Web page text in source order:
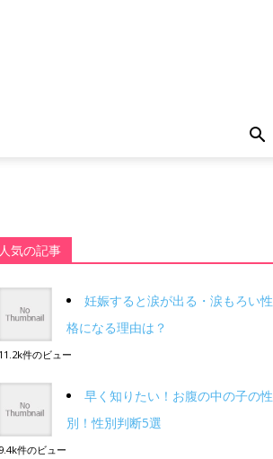
人気の記事
妊娠すると涙が出る・涙もろい性
格になる理由は？
11.2k件のビュー
早く知りたい！お腹の中の子の性
別！性別判断5選
9.4k件のビュー